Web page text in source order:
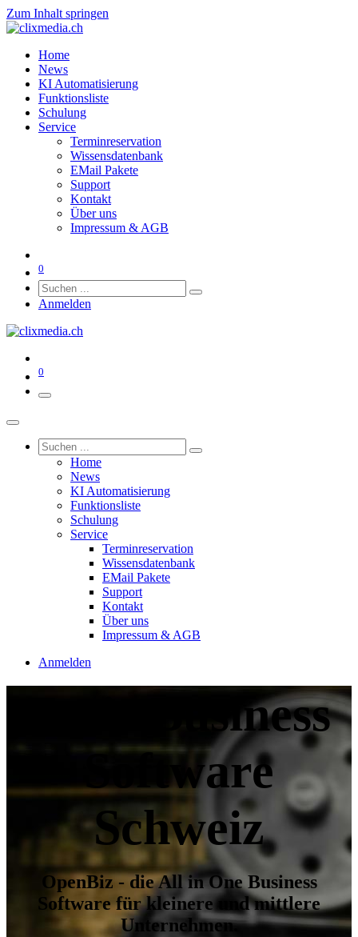
Zum Inhalt springen
Home
News
KI Automatisierung
Funktionsliste
Schulung
Service
Terminreservation
Wissensdatenbank
EMail Pakete
Support
Kontakt
Über uns
Impressum & AGB
0
Anmelden
0
Home
News
KI Automatisierung
Funktionsliste
Schulung
Service
Terminreservation
Wissensdatenbank
EMail Pakete
Support
Kontakt
Über uns
Impressum & AGB
Anmelden
Freie Business
Software
Schweiz
OpenBiz - die All in One Business
Software für kleinere und mittlere
Unternehmen.